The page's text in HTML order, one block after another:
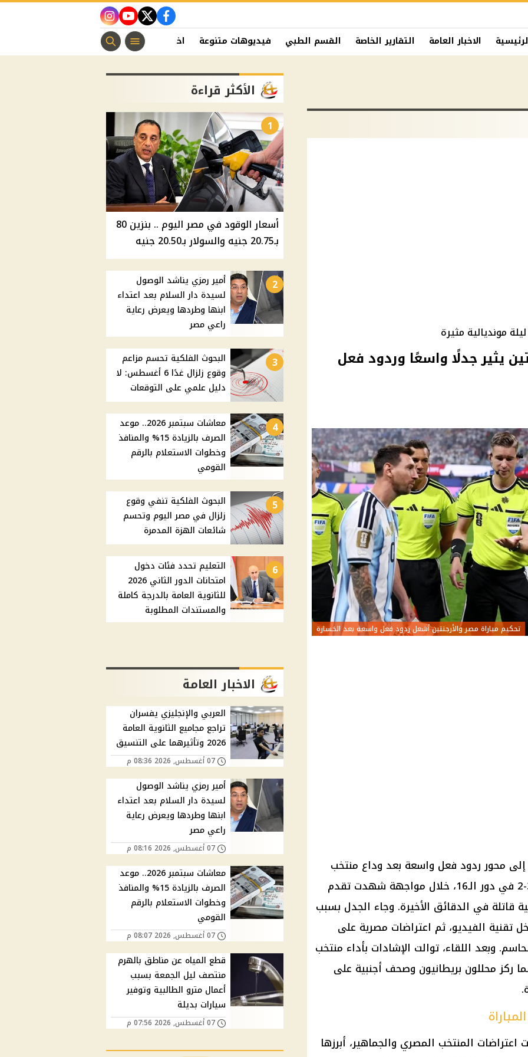
facebook
twitter
youtube
instagram
الاخبار العامة التقارير الخاصة القسم الطبي فيديوهات متنوعة اخبار الفن منوعات مسيحية
مونديالية مثيرة
يثير جدلًا واسعًا وردود فعل
تحكيم مباراة مصر والأرجنتين أشعل ردود فعل واسعة بعد الخسارة
إلى محور ردود فعل واسعة بعد وداع منتخب
مصر كأس العالم 2026 بالخسارة 3-2 في دور الـ16، خلال مواجهة شهدت تقدم
قاتلة في الدقائق الأخيرة. وجاء الجدل بسبب
الفيديو، ثم اعتراضات مصرية على
وبعد اللقاء، توالت الإشادات بأداء منتخب
ركز محللون بريطانيون وصحف أجنبية على
المنتخب المصري والجماهير، أبرزها
الأكثر قراءة
1
أسعار الوقود في مصر اليوم .. بنزين 80
بـ20.75 جنيه والسولار بـ20.50 جنيه
2
أمير رمزي يناشد الوصول
لسيدة دار السلام بعد اعتداء
ابنها وطردها ويعرض رعاية
راعي مصر
3
البحوث الفلكية تحسم مزاعم
وقوع زلزال غدًا 6 أغسطس: لا
دليل علمي على التوقعات
4
معاشات سبتمبر 2026.. موعد
الصرف بالزيادة 15% والمنافذ
وخطوات الاستعلام بالرقم
القومي
5
البحوث الفلكية تنفي وقوع
زلزال في مصر اليوم وتحسم
شائعات الهزة المدمرة
6
التعليم تحدد فئات دخول
امتحانات الدور الثاني 2026
للثانوية العامة بالدرجة كاملة
والمستندات المطلوبة
الاخبار العامة
العربي والإنجليزي يفسران
تراجع مجاميع الثانوية العامة
2026 وتأثيرهما على التنسيق
07 أغسطس, 2026 08:36 م
أمير رمزي يناشد الوصول
لسيدة دار السلام بعد اعتداء
ابنها وطردها ويعرض رعاية
راعي مصر
07 أغسطس, 2026 08:16 م
معاشات سبتمبر 2026.. موعد
الصرف بالزيادة 15% والمنافذ
وخطوات الاستعلام بالرقم
القومي
07 أغسطس, 2026 08:07 م
قطع المياه عن مناطق بالهرم
منتصف ليل الجمعة بسبب
أعمال مترو الطالبية وتوفير
سيارات بديلة
07 أغسطس, 2026 07:56 م